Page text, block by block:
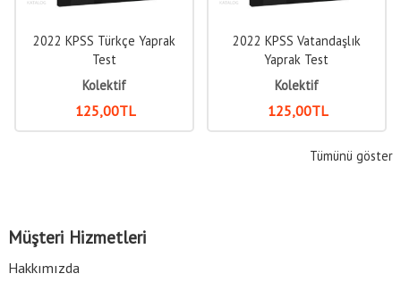
2022 KPSS Türkçe Yaprak
Test
Kolektif
125,00TL
2022 KPSS Vatandaşlık
Yaprak Test
Kolektif
125,00TL
Tümünü göster
Müşteri Hizmetleri
Hakkımızda